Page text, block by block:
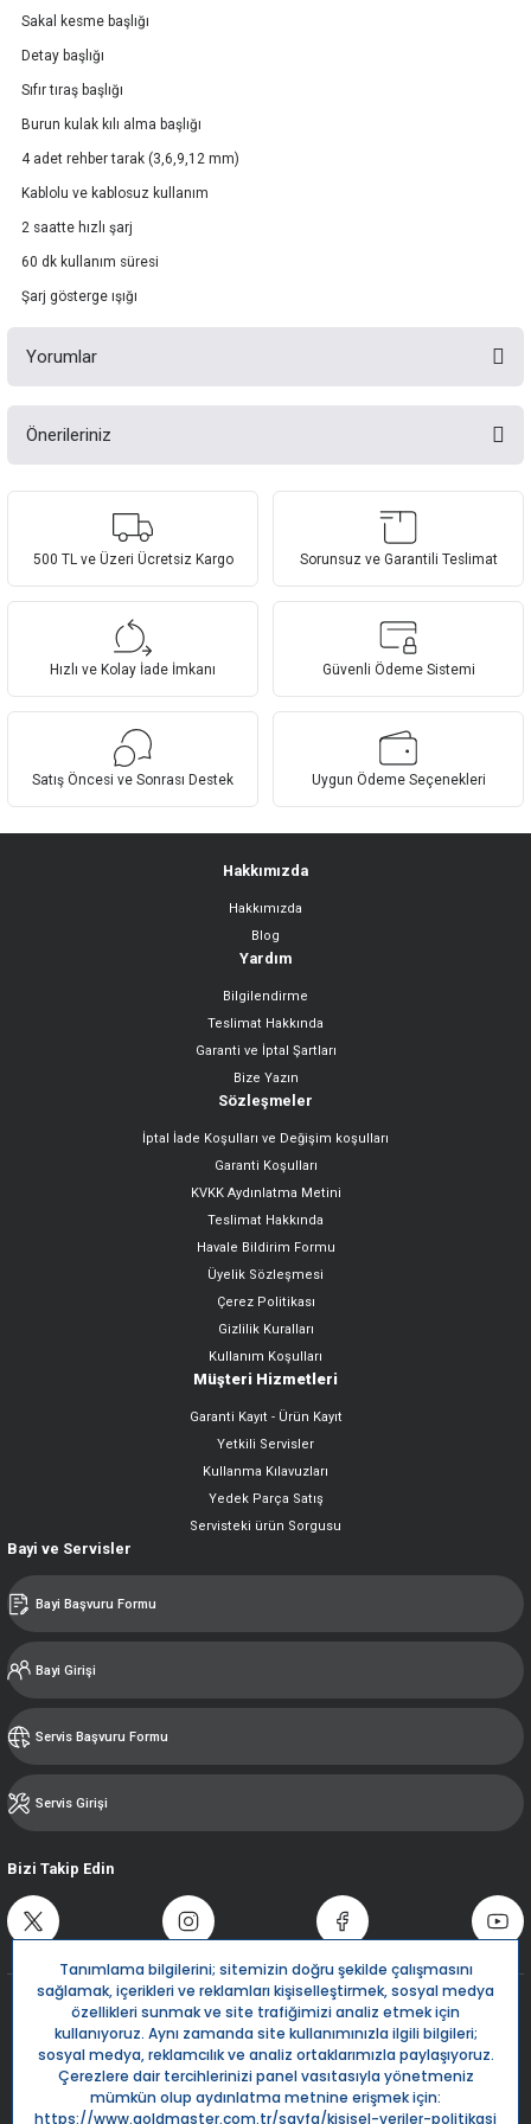
Sakal kesme başlığı
Detay başlığı
Sıfır tıraş başlığı
Burun kulak kılı alma başlığı
4 adet rehber tarak (3,6,9,12 mm)
Kablolu ve kablosuz kullanım
2 saatte hızlı şarj
60 dk kullanım süresi
Şarj gösterge ışığı
Yorumlar
Önerileriniz
Bu ürünün fiyat bilgisi, resim, ürün açıklamalarında ve diğer konularda
yetersiz gördüğünüz noktaları öneri formunu kullanarak tarafımıza
Görüş ve önerileriniz için teşekkür ederiz.
Ürün resmi kalitesiz, bozuk veya görüntülenemiyor.
Ürün açıklamasında eksik bilgiler bulunuyor.
Bu ürüne benzer farklı alternatifler olmalı.
Gönder
500 TL ve Üzeri Ücretsiz Kargo Sorunsuz ve Garantili Teslimat
Hızlı ve Kolay İade İmkanı Güvenli Ödeme Sistemi
Satış Öncesi ve Sonrası Destek Uygun Ödeme Seçenekleri
Hakkımızda
Hakkımızda
Blog
Yardım
Bilgilendirme
Teslimat Hakkında
Garanti ve İptal Şartları
Bize Yazın
Sözleşmeler
İptal İade Koşulları ve Değişim koşulları
Garanti Koşulları
KVKK Aydınlatma Metini
Teslimat Hakkında
Havale Bildirim Formu
Üyelik Sözleşmesi
Çerez Politikası
Gizlilik Kuralları
Kullanım Koşulları
Müşteri Hizmetleri
Garanti Kayıt - Ürün Kayıt
Yetkili Servisler
Kullanma Kılavuzları
Yedek Parça Satış
Servisteki ürün Sorgusu
Bayi ve Servisler
Bayi Başvuru Formu
Bayi Girişi
Servis Başvuru Formu
Servis Girişi
Bizi Takip Edin
Destek Hattı
0850 532 5666
Live Support